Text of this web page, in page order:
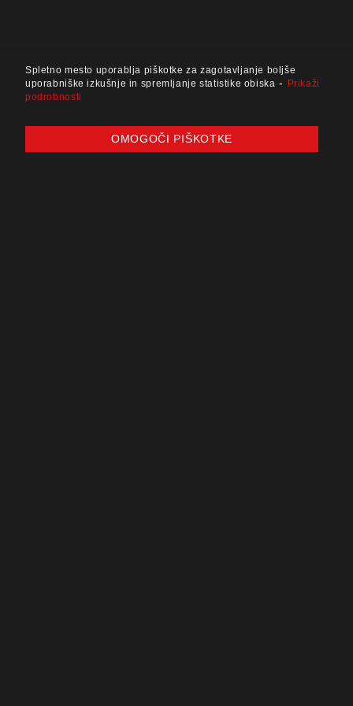
Spletno mesto uporablja piškotke za zagotavljanje boljše
uporabniške izkušnje in spremljanje statistike obiska -
Prikaži
podrobnosti
OMOGOČI PIŠKOTKE